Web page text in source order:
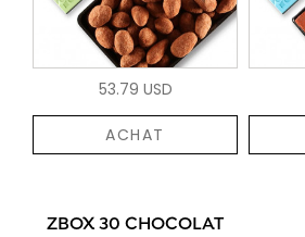
53.79 USD
ACHAT
ZBOX 30 CHOCOLAT